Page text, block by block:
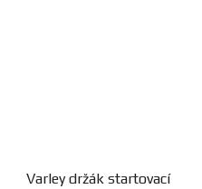
Varley držák startovací